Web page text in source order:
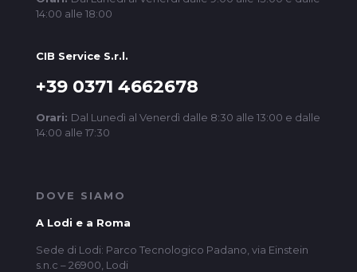
14:00 alle 18:00
CIB Service S.r.l.
+39 0371 4662678
Orari: Dal Lunedì al Venerdì dalle 8:30 alle 13:00 e dalle
14:00 alle 17:30
DOVE SIAMO
A Lodi e a Roma
Sede di Lodi: Parco Tecnologico Padano, via Einstein
s.n.c – 26900, Lodi